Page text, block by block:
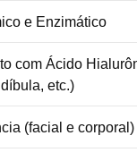
e Enzimático
com Ácido
etc.)
(facial e corporal)